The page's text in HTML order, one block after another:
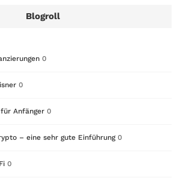
Blogroll
0
0
Anfänger 0
– eine sehr gute Einführung0
0